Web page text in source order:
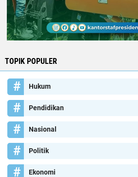
TOPIK POPULER
Hukum
Pendidikan
Nasional
Politik
Ekonomi